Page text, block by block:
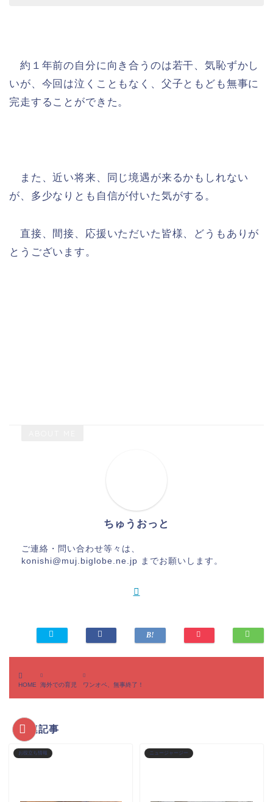
約１年前の自分に向き合うのは若干、気恥ずかし
いが、今回は泣くこともなく、父子ともども無事に
完走することができた。
また、近い将来、同じ境遇が来るかもしれない
が、多少なりとも自信が付いた気がする。
直接、間接、応援いただいた皆様、どうもありが
とうございます。
ちゅうおっと
ご連絡・問い合わせ等々は、
konishi@muj.biglobe.ne.jp までお願いします。
HOME 海外での育児 ワンオペ、無事終了！
関連記事
お役立ち情報 ニュージャージー